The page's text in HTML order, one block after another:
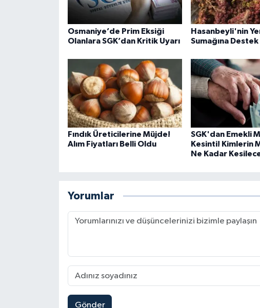
Osmaniye’de Prim Eksiği
Olanlara SGK’dan Kritik Uyarı
Hasanbeyli'nin
Sumağına Destek
Fındık Üreticilerine Müjde!
Alım Fiyatları Belli Oldu
SGK'dan Emekli
Kesinti! Kimlerin
Ne Kadar
Yorumlar
Gönder